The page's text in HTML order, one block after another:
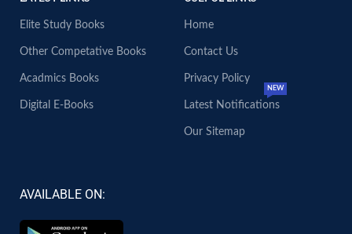
Elite Study Books
Other Competative Books
Acadmics Books
Digital E-Books
Home
Contact Us
Privacy Policy
Latest Notifications
NEW
Our Sitemap
AVAILABLE ON: